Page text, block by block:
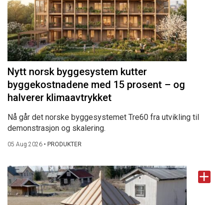
Nytt norsk byggesystem kutter
byggekostnadene med 15 prosent – og
halverer klimaavtrykket
Nå går det norske byggesystemet Tre60 fra utvikling til
demonstrasjon og skalering.
05 Aug 2026 • PRODUKTER